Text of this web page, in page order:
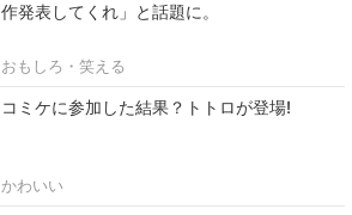
作発表してくれ」と話題に。
おもしろ・笑える
コミケに参加した結果？トトロが登場!
かわいい